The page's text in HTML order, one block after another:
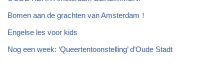
Bomen aan de grachten van Amsterdam！
Engelse les voor kids
Nog een week: ‘Queertentoonstelling’ d’Oude Stadt